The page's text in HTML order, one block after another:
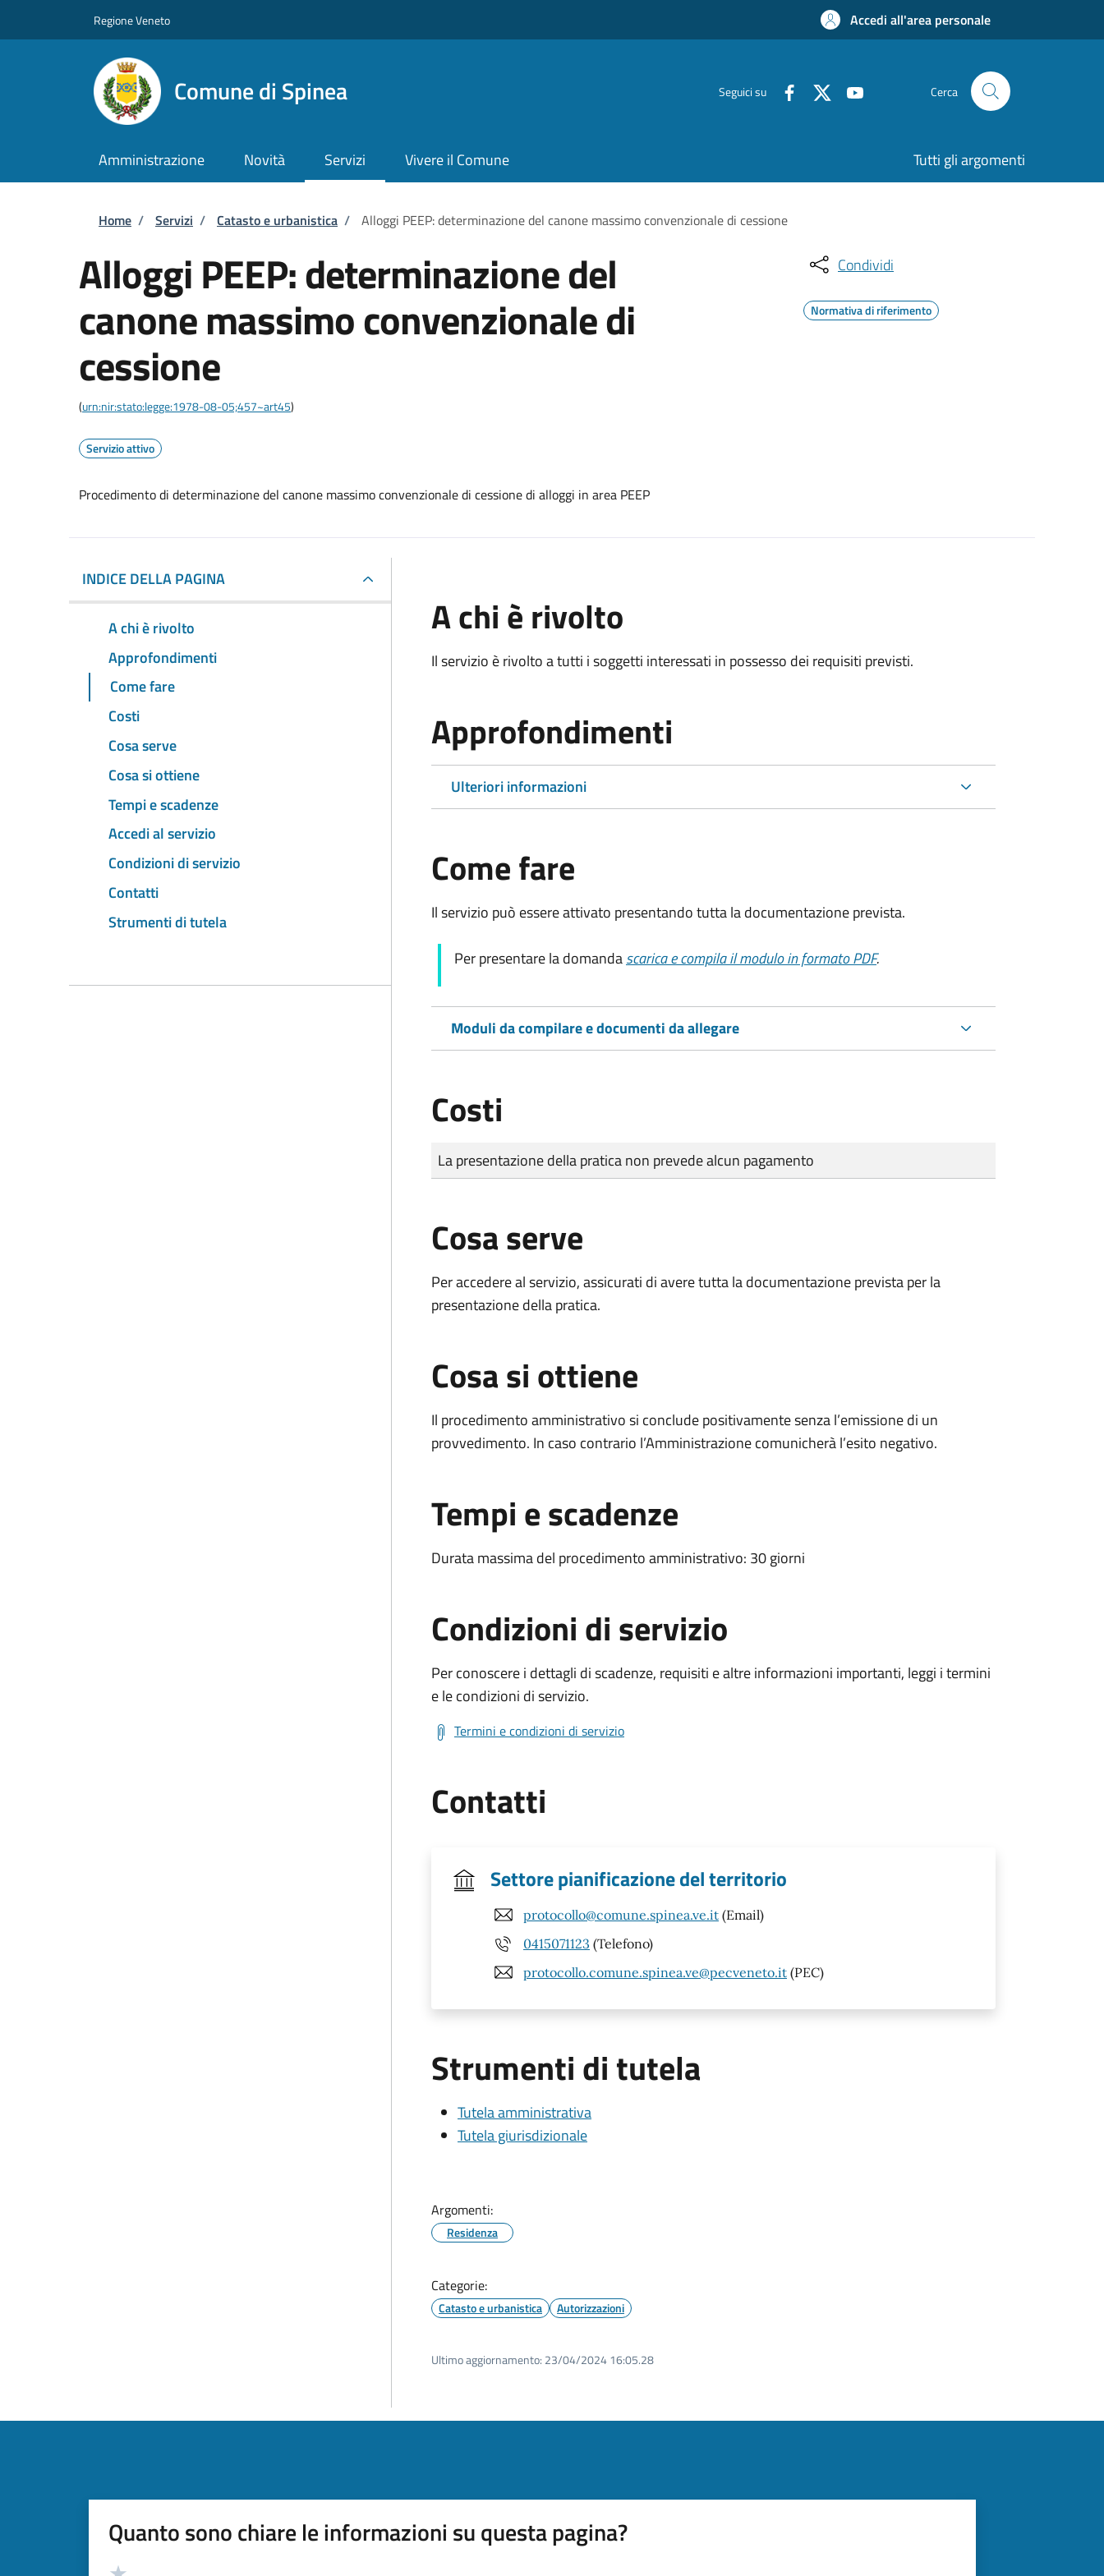
Regione Veneto Accedi all'area personale
Comune di Spinea Seguici su Cerca
Amministrazione Novità Servizi Vivere il Comune Tutti gli argomenti
Briciole di pane
Home / Servizi / Catasto e urbanistica / Alloggi PEEP: determinazione del canone massimo convenzionale di cessione
Alloggi PEEP: determinazione del
canone massimo convenzionale di
cessione
(urn:nir:stato:legge:1978-08-05;457~art45)
Servizio attivo
Procedimento di determinazione del canone massimo convenzionale di cessione di alloggi in area PEEP
Condividi
Normativa di riferimento
INDICE DELLA PAGINA
A chi è rivolto
Approfondimenti
Come fare
Costi
Cosa serve
Cosa si ottiene
Tempi e scadenze
Accedi al servizio
Condizioni di servizio
Contatti
Strumenti di tutela
A chi è rivolto
Il servizio è rivolto a tutti i soggetti interessati in possesso dei requisiti previsti.
Approfondimenti
Ulteriori informazioni
Come fare
Il servizio può essere attivato presentando tutta la documentazione prevista.
Per presentare la domandascarica e compila il modulo in formato PDF.
Moduli da compilare e documenti da allegare
Costi
Tipo di pagamento
Importo
La presentazione della pratica non prevede alcun pagamento
Cosa serve
Per accedere al servizio, assicurati di avere tutta la documentazione prevista per la
presentazione della pratica.
Cosa si ottiene
Il procedimento amministrativo si conclude positivamente senza l’emissione di un
provvedimento. In caso contrario l’Amministrazione comunicherà l’esito negativo.
Tempi e scadenze
Durata massima del procedimento amministrativo: 30 giorni
Condizioni di servizio
Per conoscere i dettagli di scadenze, requisiti e altre informazioni importanti, leggi i termini
e le condizioni di servizio.
Termini e condizioni di servizio
Contatti
Settore pianificazione del territorio
protocollo@comune.spinea.ve.it (Email)
0415071123 (Telefono)
protocollo.comune.spinea.ve@pecveneto.it (PEC)
Strumenti di tutela
Tutela amministrativa
Tutela giurisdizionale
Argomenti:
Residenza
Categorie:
Catasto e urbanistica Autorizzazioni
Ultimo aggiornamento: 23/04/2024 16:05.28
Quanto sono chiare le informazioni su questa pagina?
Valutazione